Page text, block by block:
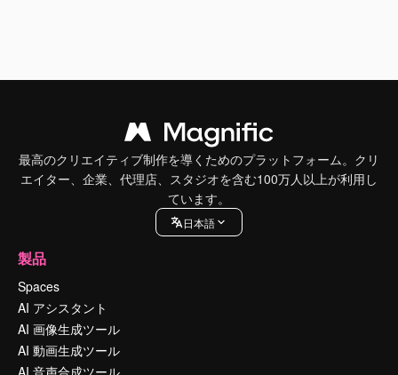
最高のクリエイティブ制作を導くためのプラットフォーム。クリ
エイター、企業、代理店、スタジオを含む100万人以上が利用し
ています。
日本語
製品
Spaces
AI アシスタント
AI 画像生成ツール
AI 動画生成ツール
AI 音声合成ツール